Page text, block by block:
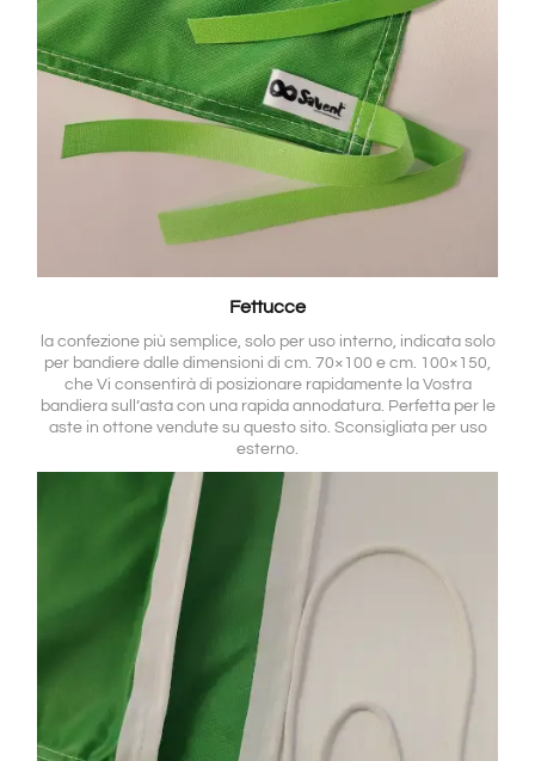
Fettucce
la confezione più semplice, solo per uso interno, indicata solo
per bandiere dalle dimensioni di cm. 70×100 e cm. 100×150,
che Vi consentirà di posizionare rapidamente la Vostra
bandiera sull’asta con una rapida annodatura. Perfetta per le
aste in ottone vendute su questo sito. Sconsigliata per uso
esterno.